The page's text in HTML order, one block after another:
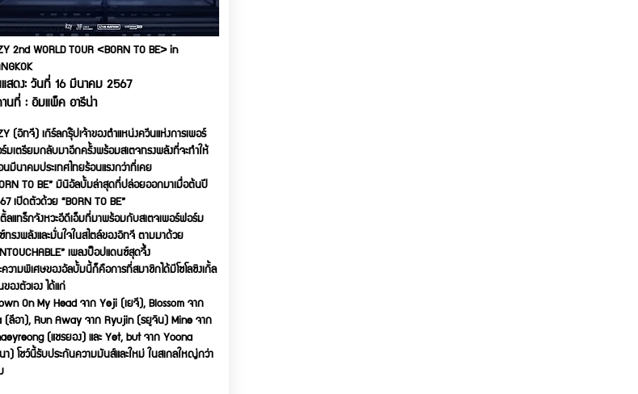
2nd WORLD TOUR <BORN TO BE> in
สดง: วันที่ 16 มีนาคม 2567
นที่ : อิมแพ็ค อารีน่า
(อิทจี) เกิร์ลกรุ๊ปเจ้าของตำแหน่งควีนแห่งการเพอร์
มเตรียมกลับมาอีกครั้งพร้อมสเตจทรงพลังที่จะทำให้
นมีนาคมประเทศไทยร้อนแรงกว่าที่เคย
TO BE” มินิอัลบั้มล่าสุดที่ปล่อยออกมาเมื่อต้นปี
เปิดตัวด้วย “BORN TO BE”
ติ้ลแทร็กจังหวะอีดีเอ็มที่มาพร้อมกับสเตจเพอร์ฟอร์ม
ทรงพลังและมั่นใจในสไตล์ของอิทจี ตามมาด้วย
เพลงป็อปแดนซ์​สุดจึ้ง
ความพิเศษของอัลบั้มนี้ก็คือการที่สมาชิกได้มีโซโลซิงเกิ้ล
องตัวเอง ได้แก่
On My Head จาก Yeji (เยจี), Blossom จาก
(ลีอา), Run Away จาก Ryujin (รยูจิน) Mine จาก
(แชรยอง) และ Yet, but จาก Yoona
) โชว์นี้รับประกันความมันส์และใหม่ ในสเกลใหญ่กว่า